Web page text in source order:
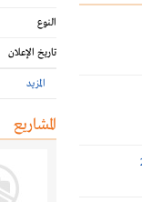
النوع
تاريخ الإعلان
المزيد
المشاريع